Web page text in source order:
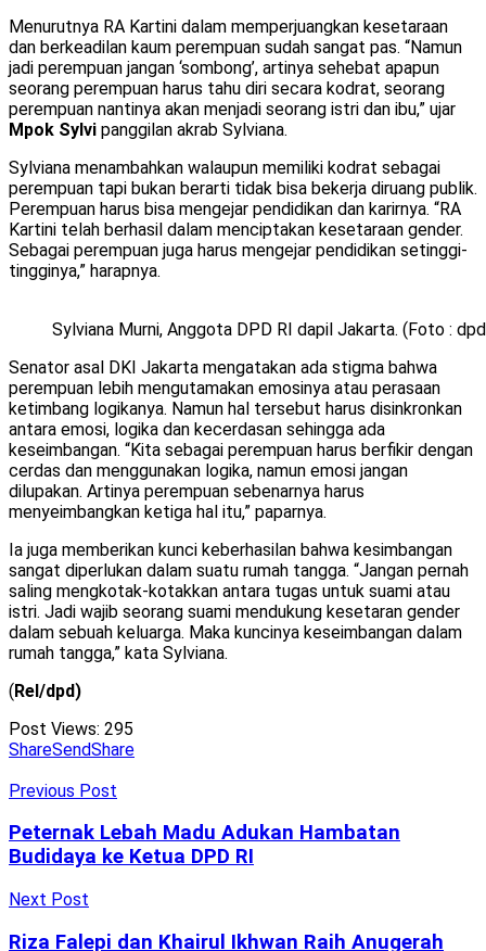
Menurutnya RA Kartini dalam memperjuangkan kesetaraan
dan berkeadilan kaum perempuan sudah sangat pas. “Namun
jadi perempuan jangan ‘sombong’, artinya sehebat apapun
seorang perempuan harus tahu diri secara kodrat, seorang
perempuan nantinya akan menjadi seorang istri dan ibu,” ujar
Mpok Sylvi panggilan akrab Sylviana.
Sylviana menambahkan walaupun memiliki kodrat sebagai
perempuan tapi bukan berarti tidak bisa bekerja diruang publik.
Perempuan harus bisa mengejar pendidikan dan karirnya. “RA
Kartini telah berhasil dalam menciptakan kesetaraan gender.
Sebagai perempuan juga harus mengejar pendidikan setinggi-
tingginya,” harapnya.
Sylviana Murni, Anggota DPD RI dapil Jakarta. (Foto :
Senator asal DKI Jakarta mengatakan ada stigma bahwa
perempuan lebih mengutamakan emosinya atau perasaan
ketimbang logikanya. Namun hal tersebut harus disinkronkan
antara emosi, logika dan kecerdasan sehingga ada
keseimbangan. “Kita sebagai perempuan harus berfikir dengan
cerdas dan menggunakan logika, namun emosi jangan
dilupakan. Artinya perempuan sebenarnya harus
menyeimbangkan ketiga hal itu,” paparnya.
Ia juga memberikan kunci keberhasilan bahwa kesimbangan
sangat diperlukan dalam suatu rumah tangga. “Jangan pernah
saling mengkotak-kotakkan antara tugas untuk suami atau
istri. Jadi wajib seorang suami mendukung kesetaran gender
dalam sebuah keluarga. Maka kuncinya keseimbangan dalam
rumah tangga,” kata Sylviana.
(Rel/dpd)
Post Views: 295
ShareSendShare
Previous Post
Peternak Lebah Madu Adukan Hambatan
Budidaya ke Ketua DPD RI
Next Post
Riza Falepi dan Khairul Ikhwan Raih Anugerah